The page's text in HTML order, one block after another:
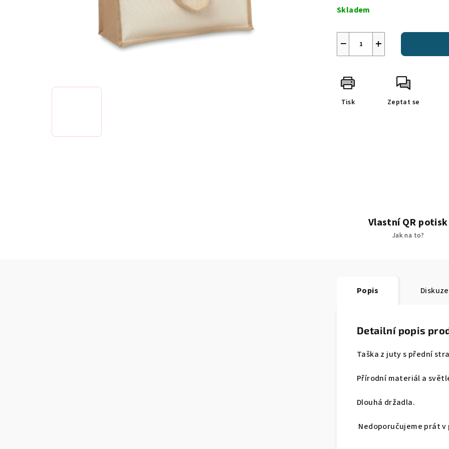
cena:
Skladem
+
−
Tisk Zeptat se
Vlastní QR potisk
Jak na to?
Popis Diskuze
Detailní popis
Taška z juty s přední
Přírodní materiál a
Dlouhá držadla.
Nedoporučujeme prát v